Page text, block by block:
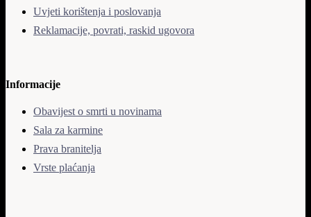
Uvjeti korištenja i poslovanja
Reklamacije, povrati, raskid ugovora
Informacije
Obavijest o smrti u novinama
Sala za karmine
Prava branitelja
Vrste plaćanja